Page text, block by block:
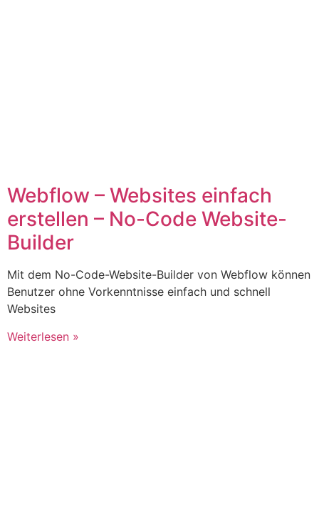
Webflow – Websites einfach
erstellen – No-Code Website-
Builder
Mit dem No-Code-Website-Builder von Webflow können
Benutzer ohne Vorkenntnisse einfach und schnell
Websites
Weiterlesen »